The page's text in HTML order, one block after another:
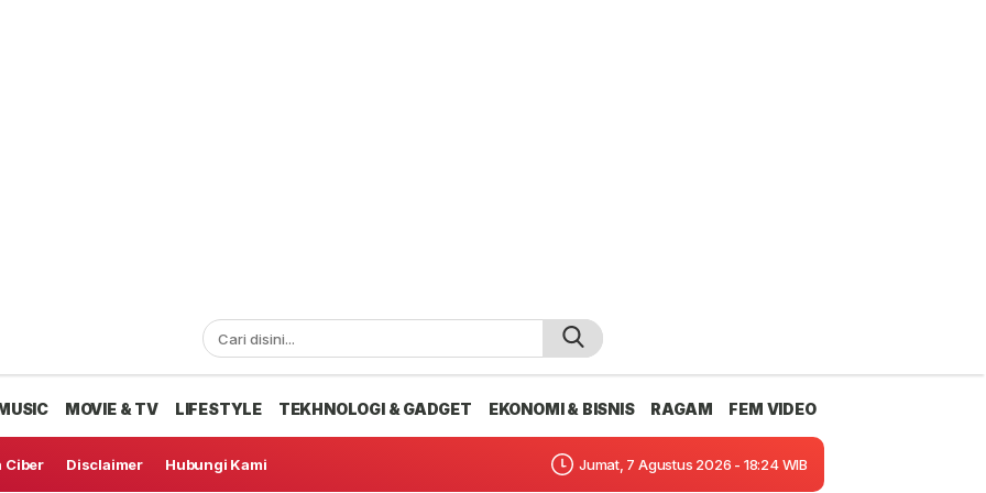
MOVIE & TV LIFESTYLE TEKHNOLOGI & GADGET EKONOMI & BISNIS RAGAM FEM VIDEO
Ciber Disclaimer Hubungi Kami Jumat, 7 Agustus 2026 - 18:24 WIB